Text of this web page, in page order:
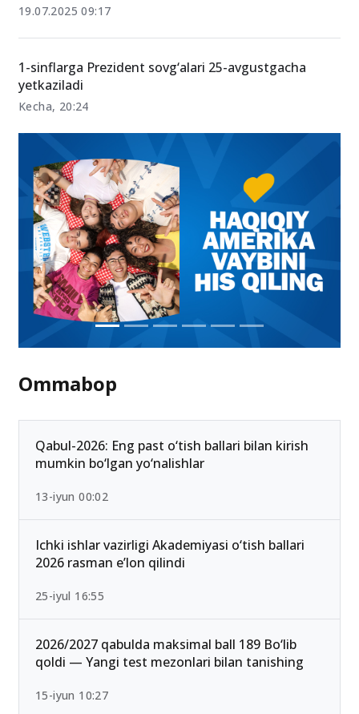
19.07.2025 09:17
1-sinflarga Prezident sovg‘alari 25-avgustgacha
yetkaziladi
Kecha, 20:24
Ommabop
Qabul-2026: Eng past o‘tish ballari bilan kirish
mumkin bo‘lgan yo‘nalishlar
13-iyun 00:02
Ichki ishlar vazirligi Akademiyasi o‘tish ballari
2026 rasman e’lon qilindi
25-iyul 16:55
2026/2027 qabulda maksimal ball 189 Bo‘lib
qoldi — Yangi test mezonlari bilan tanishing
15-iyun 10:27